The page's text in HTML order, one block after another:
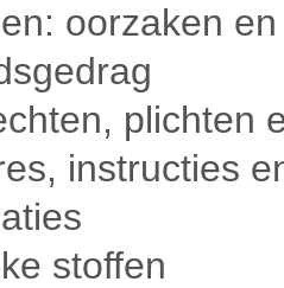
oorzaken
plichten
instructies
stoffen